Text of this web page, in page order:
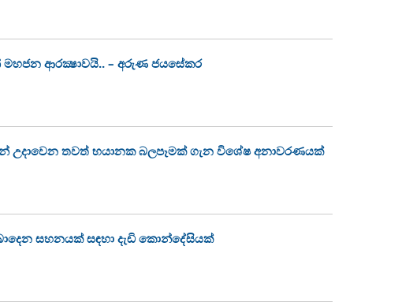
ආරක්‍ෂාවයි.. – අරුණ ජයසේකර
තවත් භයානක බලපෑමක් ගැන විශේෂ අනාවරණයක්
සහනයක් සඳහා දැඩි කොන්දේසියක්